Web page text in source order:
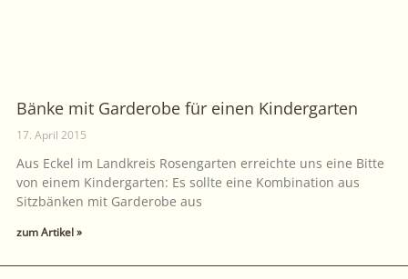
Bänke mit Garderobe für einen Kindergarten
17. April 2015
Aus Eckel im Landkreis Rosengarten erreichte uns eine Bitte
von einem Kindergarten: Es sollte eine Kombination aus
Sitzbänken mit Garderobe aus
zum Artikel »